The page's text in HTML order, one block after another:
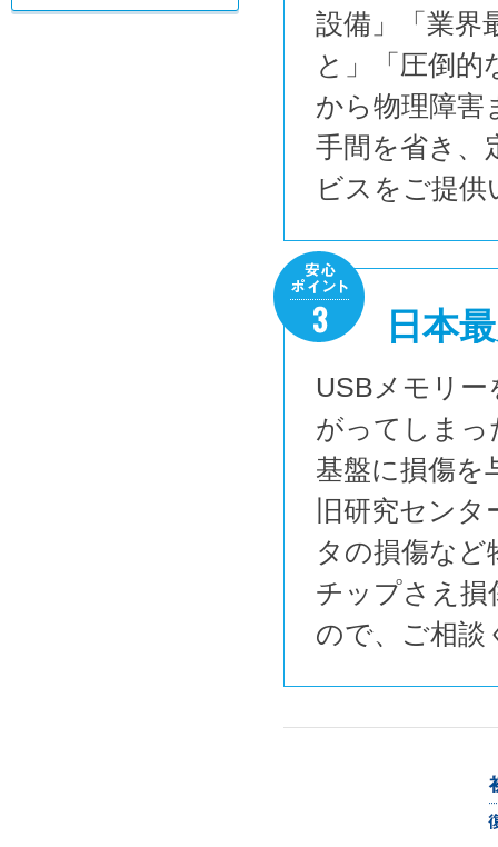
設備」「業界
と」「圧倒的
から物理障害
手間を省き、
ビスをご提
日本
USBメモリ
がってしまっ
基盤に損傷を
旧研究セン
タの損傷な
チップさえ損
ので、ご相談